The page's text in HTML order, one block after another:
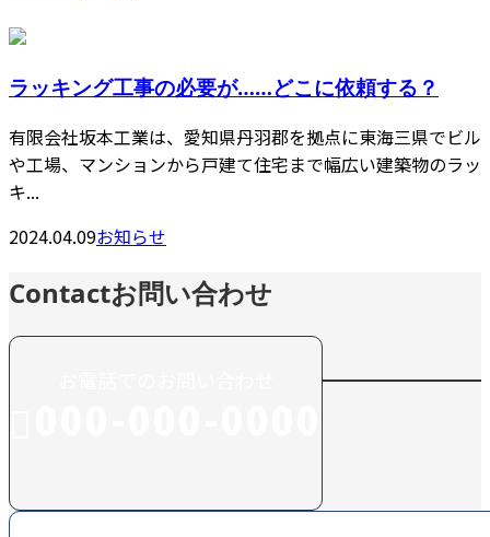
ラッキング工事の必要が……どこに依頼する？
有限会社坂本工業は、愛知県丹羽郡を拠点に東海三県でビル
や工場、マンションから戸建て住宅まで幅広い建築物のラッ
キ...
2024.04.09お知らせ
Contactお問い合わせ